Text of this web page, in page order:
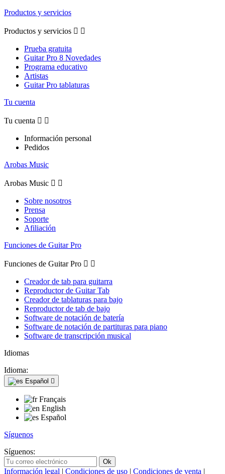
Productos y servicios
Productos y servicios  
Prueba gratuita
Guitar Pro 8 Novedades
Programa educativo
Artistas
Guitar Pro tablaturas
Tu cuenta
Tu cuenta  
Información personal
Pedidos
Arobas Music
Arobas Music  
Sobre nosotros
Prensa
Soporte
Afiliación
Funciones de Guitar Pro
Funciones de Guitar Pro  
Creador de tab para guitarra
Reproductor de Guitar Tab
Creador de tablaturas para bajo
Reproductor de tab de bajo
Software de notación de batería
Software de notación de partituras para piano
Software de transcripción musical
Idiomas
Idioma:
Español 
Français
English
Español
Síguenos
Síguenos:
Información legal | Condiciones de uso | Condiciones de venta |